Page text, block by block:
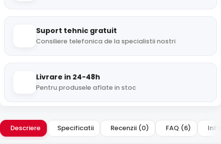
Suport tehnic gratuit
Consiliere telefonica de la specialistii nostri
Livrare in 24-48h
Pentru produsele aflate in stoc
Descriere Specificatii Recenzii (0) FAQ (6)